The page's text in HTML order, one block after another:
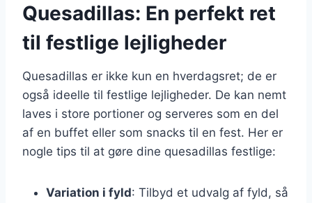
Quesadillas: En perfekt ret
til festlige lejligheder
Quesadillas er ikke kun en hverdagsret; de er
også ideelle til festlige lejligheder. De kan nemt
laves i store portioner og serveres som en del
af en buffet eller som snacks til en fest. Her er
nogle tips til at gøre dine quesadillas festlige:
Variation i fyld: Tilbyd et udvalg af fyld, så